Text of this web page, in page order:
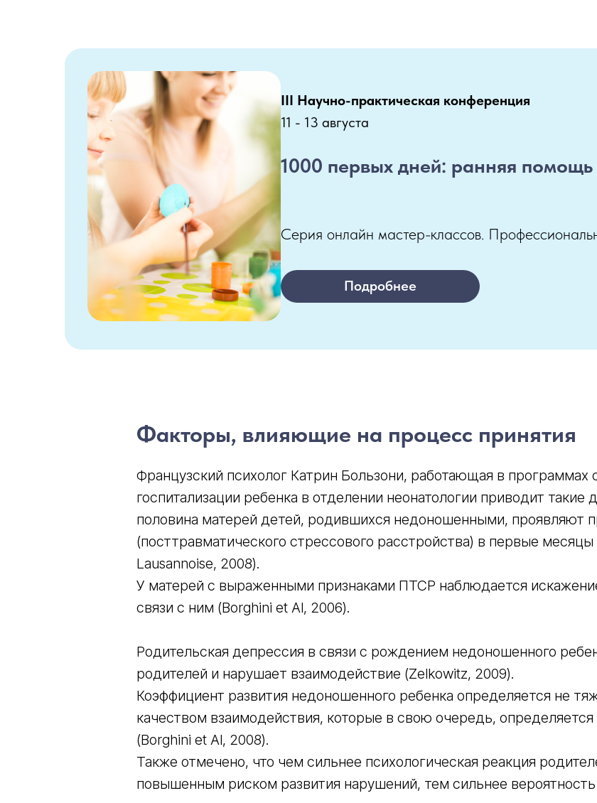
III Научно-практическая конференция
11 - 13 августа
1000 первых дней: ранняя помощь
Серия онлайн мастер-классов.
Подробнее
Факторы, влияющие на процесс принятия
Французский психолог Катрин Бользони, работающая в
госпитализации ребенка в отделении неонатологии приводит
половина матерей детей, родившихся недоношенными, проявляют
(посттравматического стрессового расстройства) в первые
Lausannoise, 2008).
У матерей с выраженными признаками ПТСР наблюдается
связи с ним (Borghini et Al, 2006).
Родительская депрессия в связи с рождением недоношенного
родителей и нарушает взаимодействие (Zelkowitz, 2009).
Коэффициент развития недоношенного ребенка определяется не
качеством взаимодействия, которые в свою очередь,
(Borghini et Al, 2008).
Также отмечено, что чем сильнее психологическая реакция
повышенным риском развития нарушений, тем сильнее